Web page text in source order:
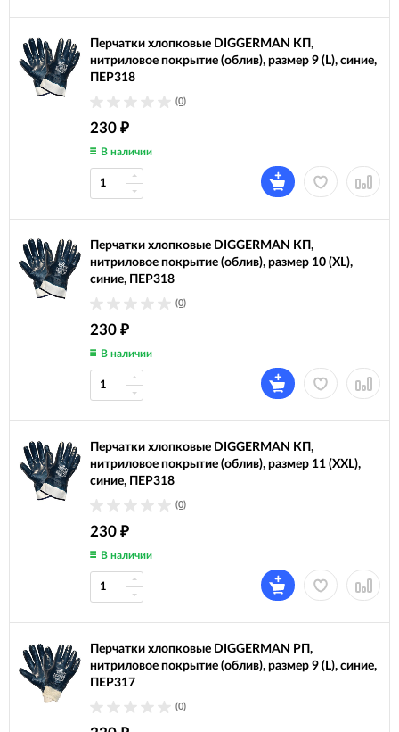
Перчатки хлопковые DIGGERMAN КП,
нитриловое покрытие (облив), размер 9 (L), синие,
ПЕР318
(0)
230 ₽
В наличии
Перчатки хлопковые DIGGERMAN КП,
нитриловое покрытие (облив), размер 10 (XL),
синие, ПЕР318
(0)
230 ₽
В наличии
Перчатки хлопковые DIGGERMAN КП,
нитриловое покрытие (облив), размер 11 (XXL),
синие, ПЕР318
(0)
230 ₽
В наличии
Перчатки хлопковые DIGGERMAN РП,
нитриловое покрытие (облив), размер 9 (L), синие,
ПЕР317
(0)